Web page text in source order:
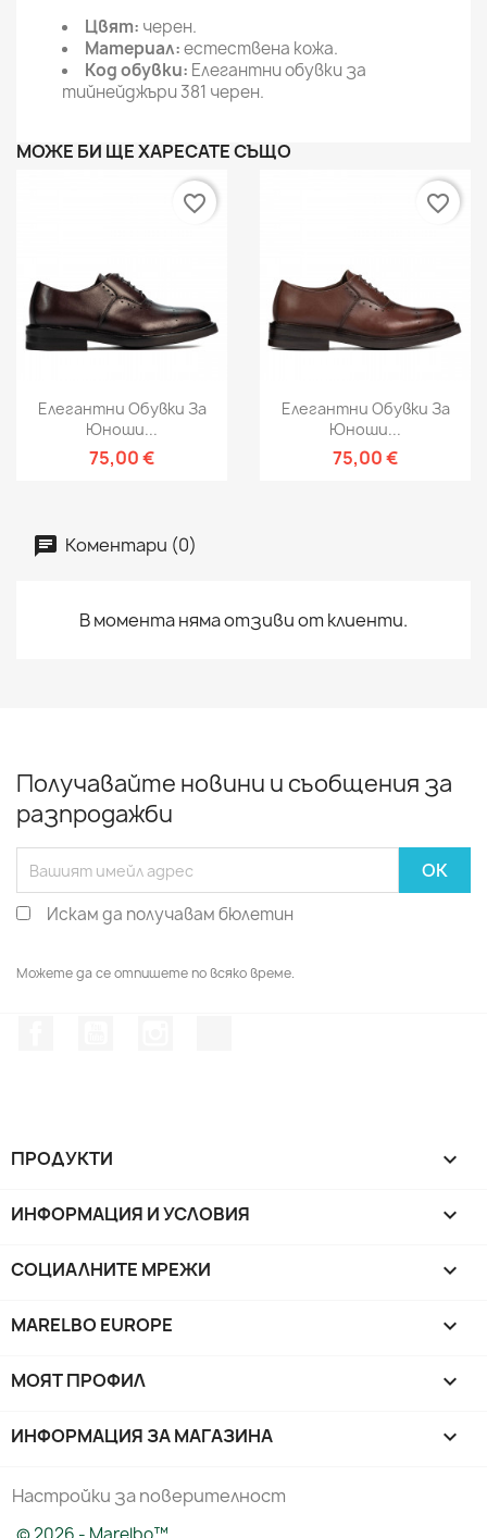
Цвят: черен.
Материал:естествена кожа.
Код обувки: Елегантни обувки за
тийнейджъри 381 черен.
МОЖЕ БИ ЩЕ ХАРЕСАТЕ СЪЩО
Елегантни Обувки За
Юноши...
75,00 €
favorite_border
Елегантни Обувки За
Юноши...
75,00 €
favorite_border
Коментари (0)
В момента няма отзиви от клиенти.
Получавайте новини и съобщения за
разпродажби
Искам да получавам бюлетин
Можете да се отпишете по всяко време.
ПРОДУКТИ 
ИНФОРМАЦИЯ И УСЛОВИЯ 
СОЦИАЛНИТЕ МРЕЖИ 
MARELBO EUROPE 
МОЯТ ПРОФИЛ 
ИНФОРМАЦИЯ ЗА МАГАЗИНА keyboard_arrow_down
Настройки за поверителност